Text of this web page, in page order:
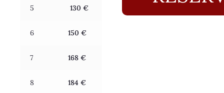
5 130 €
6 150 €
7 168 €
8 184 €